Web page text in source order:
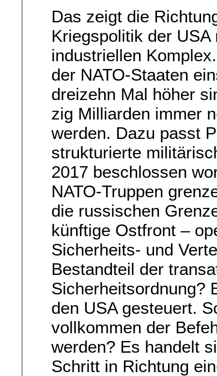
Das zeigt die
Kriegspolitik der
industriellen
der NATO-Staaten
dreizehn Mal höher
zig Milliarden immer
werden. Dazu passt
strukturierte
2017 beschlossen
NATO-Truppen
die russischen
künftige Ostfront –
Sicherheits- und
Bestandteil der
Sicherheitsordnung?
den USA gesteuert.
vollkommen der
werden? Es handelt
Schritt in Richtung